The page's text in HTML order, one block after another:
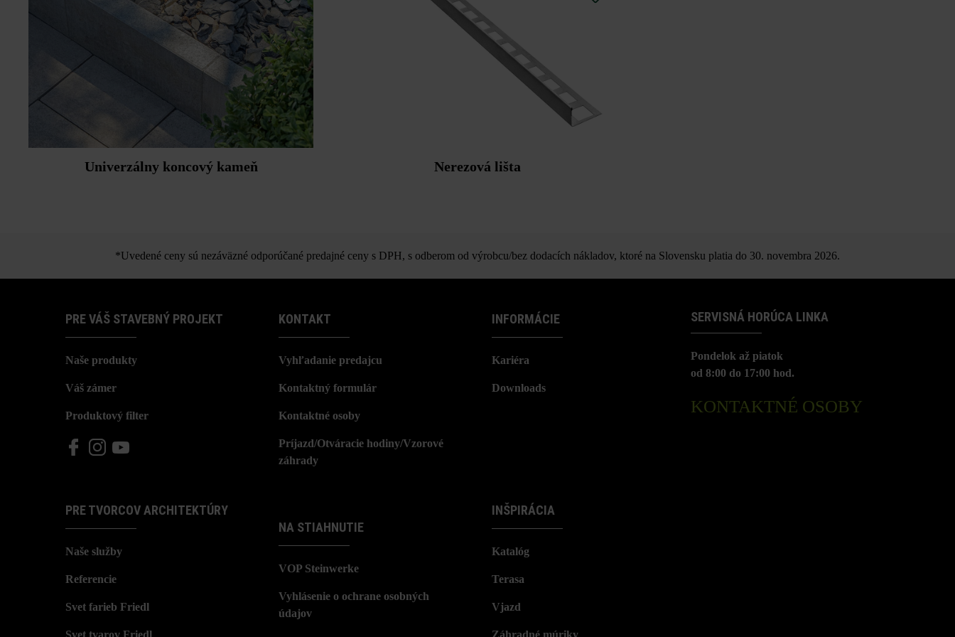
Univerzálny koncový kameň Nerezová lišta
*Uvedené ceny sú nezáväzné odporúčané predajné ceny s DPH, s odberom od výrobcu/bez dodacích nákladov, ktoré na Slovensku platia do 30. novembra 2026.
PRE VÁŠ STAVEBNÝ PROJEKT
Naše produkty
Váš zámer
Produktový filter
PRE TVORCOV ARCHITEKTÚRY
Naše služby
Referencie
Svet farieb Friedl
Svet tvarov Friedl
KONTAKT
Vyhľadanie predajcu
Kontaktný formulár
Kontaktné osoby
Príjazd/Otváracie hodiny/Vzorové
záhrady
NA STIAHNUTIE
VOP Steinwerke
Vyhlásenie o ochrane osobných
údajov
INFORMÁCIE
Kariéra
Downloads
INŠPIRÁCIA
Katalóg
Terasa
Vjazd
Záhradné múriky
SERVISNÁ HORÚCA LINKA
Pondelok až piatok
od 8:00 do 17:00 hod.
KONTAKTNÉ OSOBY